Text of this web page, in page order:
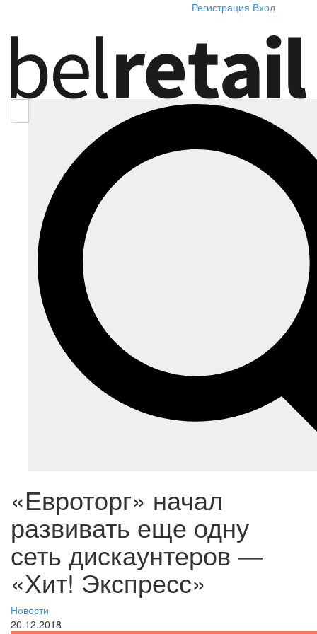
Регистрация Вход
«Евроторг» начал
развивать еще одну
сеть дискаунтеров —
«Хит! Экспресс»
Новости
20.12.2018